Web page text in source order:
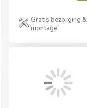
Gratis bezorging &
montage!